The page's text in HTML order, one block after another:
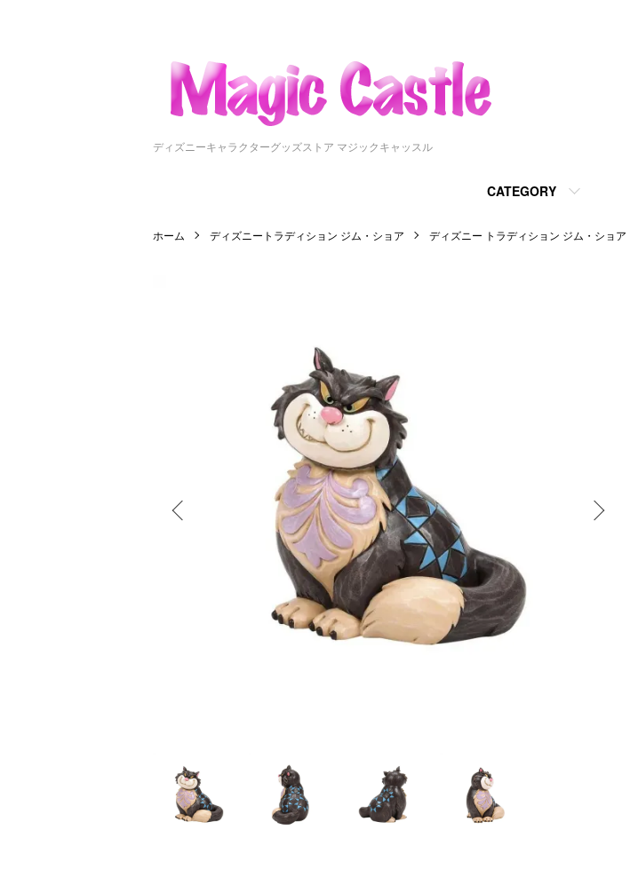
ディズニーキャラクターグッズストア マジックキャッスル
CATEGORY
ホーム ディズニートラディション ジム・ショア ディズニー トラディション ジム・ショ